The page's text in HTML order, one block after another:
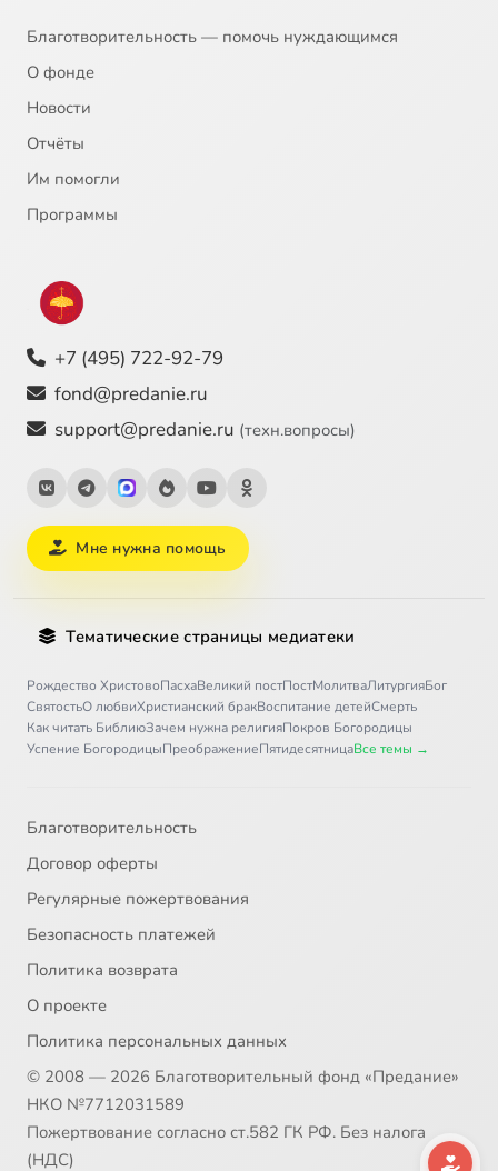
Благотворительность — помочь нуждающимся
О фонде
Новости
Отчёты
Им помогли
Программы
+7 (495) 722-92-79
fond@predanie.ru
support@predanie.ru (техн.вопросы)
Мне нужна помощь
Тематические страницы медиатеки
Рождество ХристовоПасхаВеликий постПостМолитваЛитургияБог
СвятостьО любвиХристианский бракВоспитание детейСмерть
Как читать БиблиюЗачем нужна религияПокров Богородицы
Успение БогородицыПреображениеПятидесятницаВсе темы →
Благотворительность
Договор оферты
Регулярные пожертвования
Безопасность платежей
Политика возврата
О проекте
Политика персональных данных
© 2008 — 2026 Благотворительный фонд «Предание»
НКО №7712031589
Пожертвование согласно ст.582 ГК РФ. Без налога
(НДС)